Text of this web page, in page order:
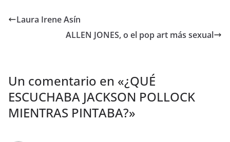
Laura Irene Asín
ALLEN JONES, o el pop art más sexual
Un comentario en «¿QUÉ
ESCUCHABA JACKSON POLLOCK
MIENTRAS PINTABA?»